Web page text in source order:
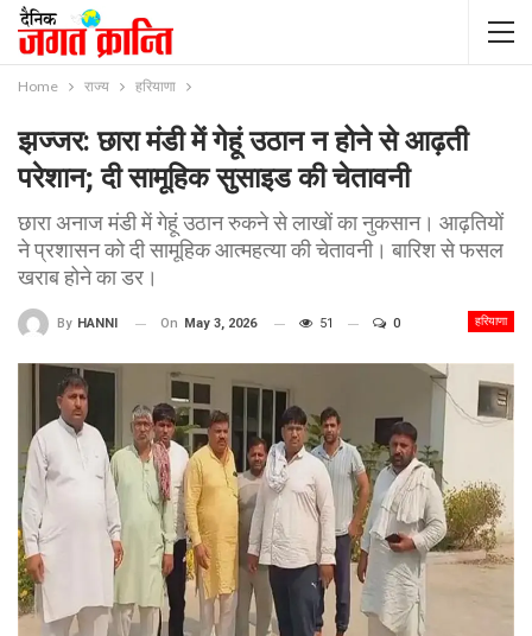
Home राज्य हरियाणा
झज्जर: छारा मंडी में गेहूं उठान न होने से आढ़ती
परेशान; दी सामूहिक सुसाइड की चेतावनी
छारा अनाज मंडी में गेहूं उठान रुकने से लाखों का नुकसान। आढ़तियों
ने प्रशासन को दी सामूहिक आत्महत्या की चेतावनी। बारिश से फसल
खराब होने का डर।
हरियाणा
By HANNI On May 3, 2026 51 0